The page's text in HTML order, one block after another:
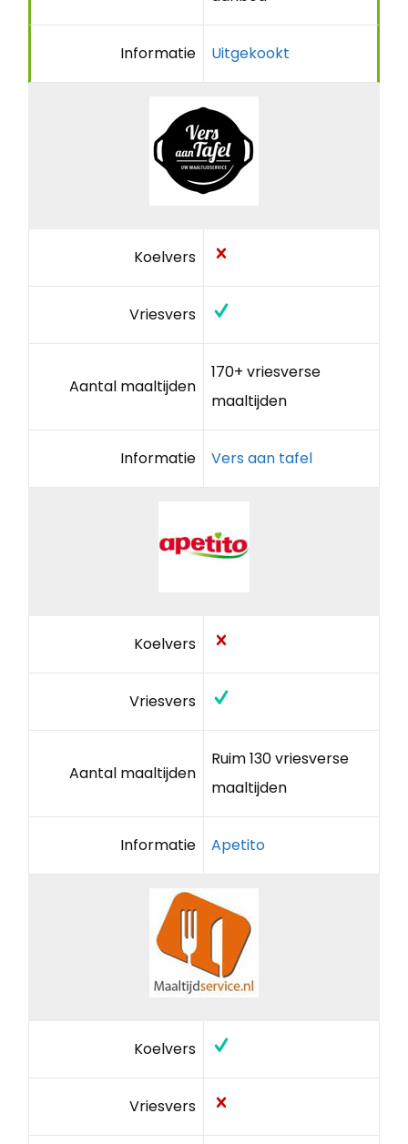
Informatie Uitgekookt
Koelvers
Vriesvers
Aantal maaltijden
170+ vriesverse
maaltijden
Informatie Vers aan tafel
Koelvers
Vriesvers
Aantal maaltijden
Ruim 130 vriesverse
maaltijden
Informatie Apetito
Koelvers
Vriesvers